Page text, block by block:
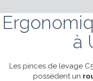
à
Les pinces de levage
possèdent un